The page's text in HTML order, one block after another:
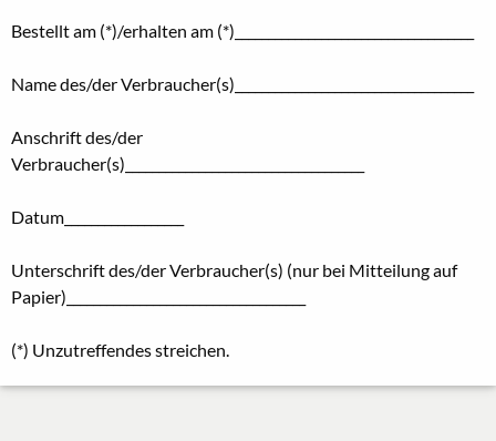
Bestellt am (*)/erhalten am (*)____________________________________
Name des/der Verbraucher(s)____________________________________
Anschrift des/der
Verbraucher(s)____________________________________
Datum__________________
Unterschrift des/der Verbraucher(s) (nur bei Mitteilung auf
Papier)____________________________________
(*) Unzutreffendes streichen.